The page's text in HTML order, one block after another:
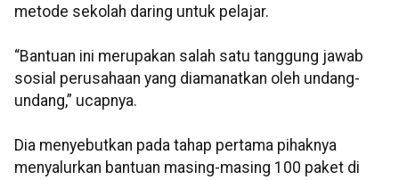
metode sekolah daring untuk pelajar.
“Bantuan ini merupakan salah satu tanggung jawab
sosial perusahaan yang diamanatkan oleh undang-
undang,” ucapnya.
Dia menyebutkan pada tahap pertama pihaknya
menyalurkan bantuan masing-masing 100 paket di